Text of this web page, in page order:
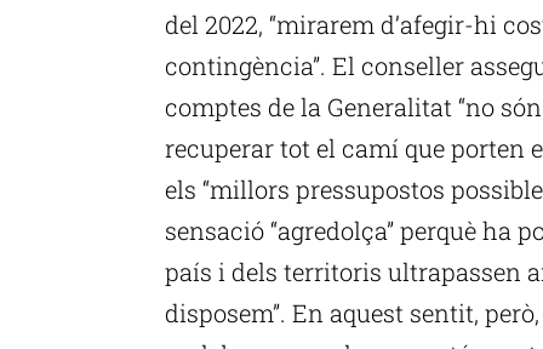
del 2022, “mirarem d’afegir-hi
contingència”. El conseller
comptes de la Generalitat “no
recuperar tot el camí que porten
els “millors pressupostos
sensació “agredolça” perquè ha
país i dels territoris ultrapassen
disposem”. En aquest sentit,